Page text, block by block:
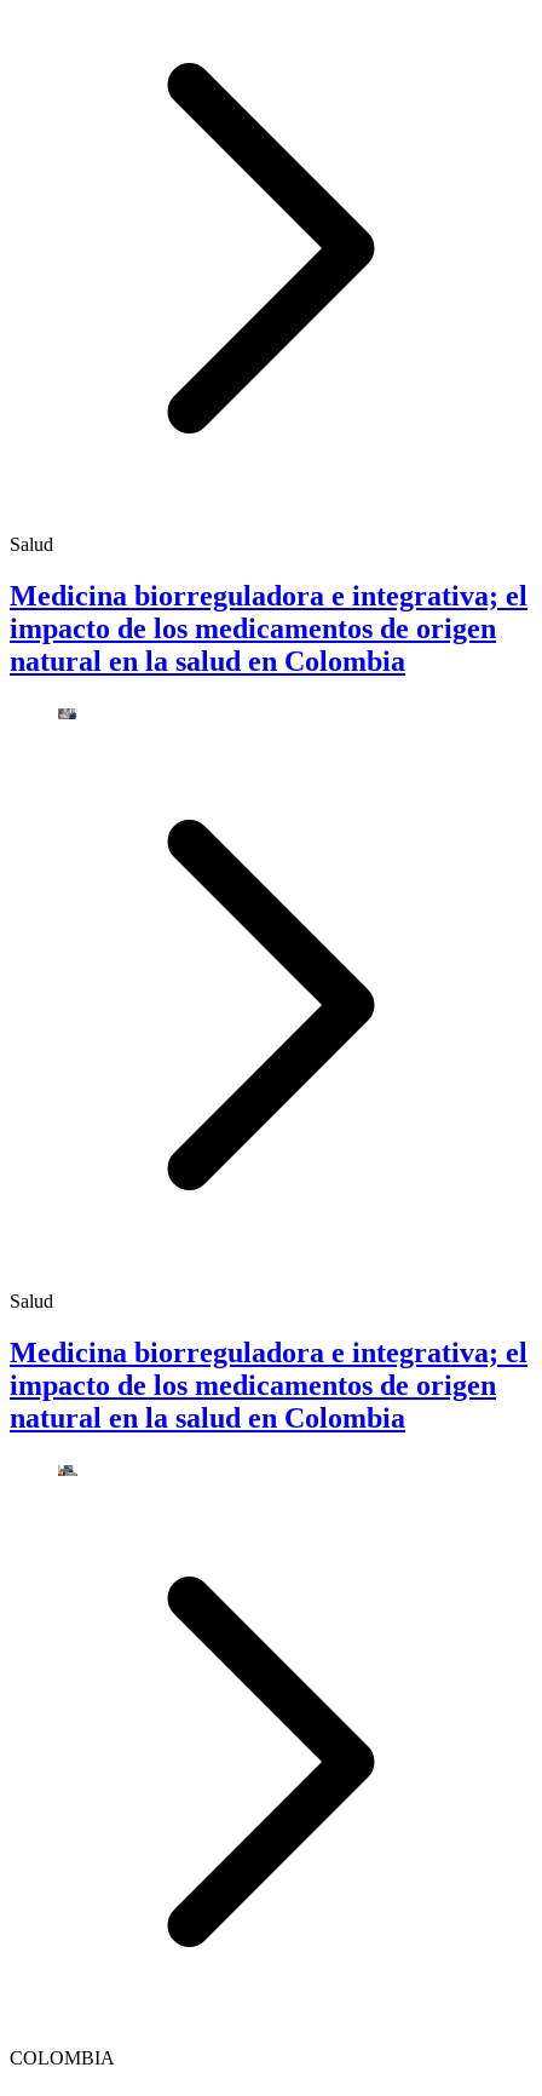
Salud
Medicina biorreguladora e integrativa; el
impacto de los medicamentos de origen
natural en la salud en Colombia
Salud
Medicina biorreguladora e integrativa; el
impacto de los medicamentos de origen
natural en la salud en Colombia
COLOMBIA